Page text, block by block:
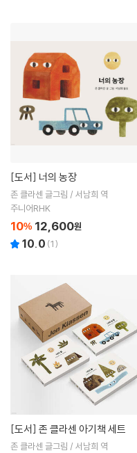
[도서] 너의 농장
존 클라센 글그림 / 서남희 역
주니어RHK
10% 12,600원
10.0 (1)
[도서] 존 클라센 아기책 세트
존 클라센 글그림 / 서남희 역